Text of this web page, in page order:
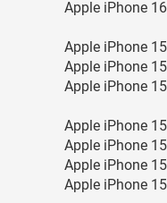
Apple iPhone
Apple iPhone
Apple iPhone
Apple iPhone
Apple iPhone
Apple iPhone
Apple iPhone
Apple iPhone